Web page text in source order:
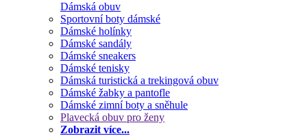
Dámská obuv
Sportovní boty dámské
Dámské holínky
Dámské sandály
Dámské sneakers
Dámské tenisky
Dámská turistická a trekingová obuv
Dámské žabky a pantofle
Dámské zimní boty a sněhule
Plavecká obuv pro ženy
Zobrazit více...